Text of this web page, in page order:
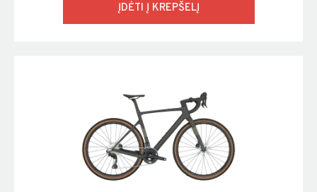
ĮDĖTI Į KREPŠELĮ